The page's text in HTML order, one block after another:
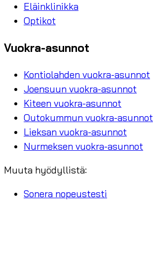
Eläinklinikka
Optikot
Vuokra-asunnot
Kontiolahden vuokra-asunnot
Joensuun vuokra-asunnot
Kiteen vuokra-asunnot
Outokummun vuokra-asunnot
Lieksan vuokra-asunnot
Nurmeksen vuokra-asunnot
Muuta hyödyllistä:
Sonera nopeustesti